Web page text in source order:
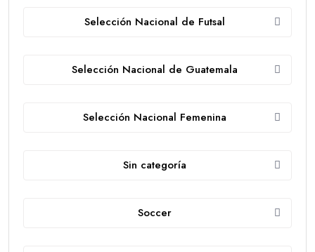
Selección Nacional de Futsal
Selección Nacional de Guatemala
Selección Nacional Femenina
Sin categoría
Soccer